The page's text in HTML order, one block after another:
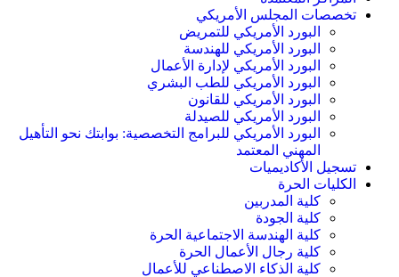
تخصصات المجلس الأمريكي
البورد الأمريكي للتمريض
البورد الأمريكي للهندسة
البورد الأمريكي لإدارة الأعمال
البورد الأمريكي للطب البشري
البورد الأمريكي للقانون
البورد الأمريكي للصيدلة
البورد الأمريكي للبرامج التخصصية: بوابتك نحو التأهيل
المهني المعتمد
تسجيل الأكاديميات
الكليات الحرة
كلية المدربين
كلية الجودة
كلية الهندسة الاجتماعية الحرة
كلية رجال الأعمال الحرة
كلية الذكاء الاصطناعي للأعمال